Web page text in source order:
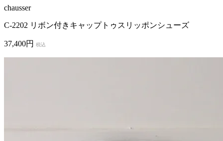
chausser
C-2202 リボン付きキャップトゥスリッポンシューズ
37,400円 税込